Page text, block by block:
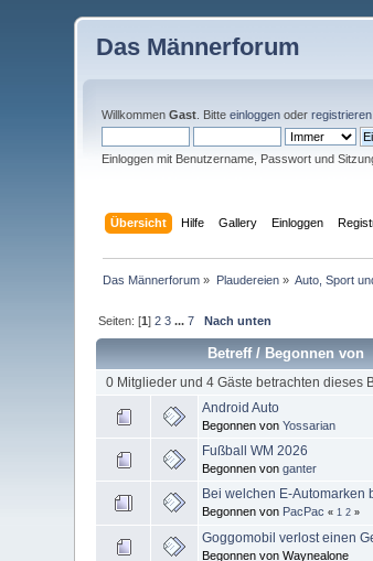
Das Männerforum
WillkommenGast . Bitteeinloggen oderregistrieren
Einloggen mit Benutzername, Passwort und
Übersicht Hilfe Gallery Einloggen
Das Männerforum » Plaudereien» Auto, Sport
Seiten: [1]2 3 ...7 Nach unten
Betreff/Begonnen von
0 Mitglieder und 4 Gäste betrachten dieses
Android Auto
Begonnen vonYossarian
Fußball WM 2026
Begonnen vonganter
Bei welchen E-Automarken
Begonnen von PacPac « 1 2 »
Goggomobil verlost einen
Begonnen von Waynealone